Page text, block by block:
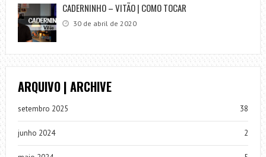
CADERNINHO – VITÃO | COMO TOCAR
30 de abril de 2020
ARQUIVO | ARCHIVE
setembro 2025 38
junho 2024 2